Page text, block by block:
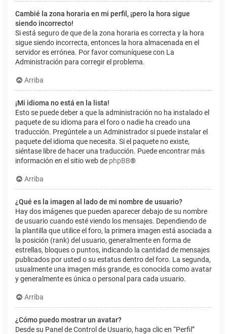
Cambié la zona horaria en mi perfil, ¡pero la hora sigue
siendo incorrecto!
Si está seguro de que de la zona horaria es correcta y la hora
sigue siendo incorrecta, entonces la hora almacenada en el
servidor es errónea. Por favor comuníquese con La
Administración para corregir el problema.
Arriba
¡Mi idioma no está en la lista!
Esto se puede deber a que la administración no ha instalado el
paquete de su idioma para el foro o nadie ha creado una
traducción. Pregúntele a un Administrador si puede instalar el
paquete del idioma que necesita. Si el paquete no existe,
siéntase libre de hacer una traducción. Puede encontrar más
información en el sitio web de phpBB®
Arriba
¿Qué es la imagen al lado de mi nombre de usuario?
Hay dos imágenes que pueden aparecer debajo de su nombre
de usuario cuando esté viendo los mensajes. Dependiendo de
la plantilla que utilice el foro, la primera imagen está asociada a
la posición (rank) del usuario, generalmente en forma de
estrellas, bloques o puntos, indicando la cantidad de mensajes
publicados por usted o su estatus dentro del foro. La segunda,
usualmente una imagen más grande, es conocida como avatar
y generalmente es única o personal para cada usuario.
Arriba
¿Cómo puedo mostrar un avatar?
Desde su Panel de Control de Usuario, haga clic en “Perfil”